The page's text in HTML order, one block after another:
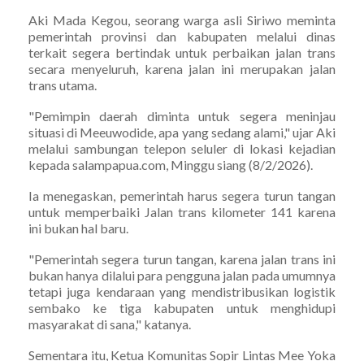
Aki Mada Kegou, seorang warga asli Siriwo meminta
pemerintah provinsi dan kabupaten melalui dinas
terkait segera bertindak untuk perbaikan jalan trans
secara menyeluruh, karena jalan ini merupakan jalan
trans utama.
"Pemimpin daerah diminta untuk segera meninjau
situasi di Meeuwodide, apa yang sedang alami," ujar Aki
melalui sambungan telepon seluler di lokasi kejadian
kepada salampapua.com, Minggu siang (8/2/2026).
Ia menegaskan, pemerintah harus segera turun tangan
untuk memperbaiki Jalan trans kilometer 141 karena
ini bukan hal baru.
"Pemerintah segera turun tangan, karena jalan trans ini
bukan hanya dilalui para pengguna jalan pada umumnya
tetapi juga kendaraan yang mendistribusikan logistik
sembako ke tiga kabupaten untuk menghidupi
masyarakat di sana," katanya.
Sementara itu, Ketua Komunitas Sopir Lintas Mee Yoka